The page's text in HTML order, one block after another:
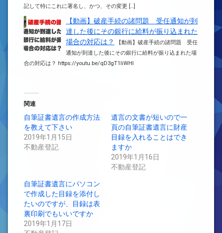
記して特にこれに署名し、かつ、その変更 […]
【動画】破産手続の諸問題 受任通知が到
達した後にその銀行に給料が振り込まれた
場合の対応は？
【動画】破産手続の諸問題 受任
通知が到達した後にその銀行に給料が振り込まれた場
合の対応は？ https://youtu.be/qD3gT1liWHI
関連
自筆証書遺言の作成方法
を教えて下さい
2019年1月15日
不動産登記
遺言の文書が短いので一
頁の自筆証書遺言に財産
目録を入れることはでき
ますか
2019年1月16日
不動産登記
自筆証書遺言にパソコン
で作成した目録を添付し
たいのですが、目録は表
裏印刷でもいいですか
2019年1月17日